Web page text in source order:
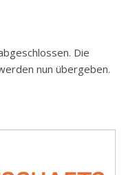
Die
nun übergeben.